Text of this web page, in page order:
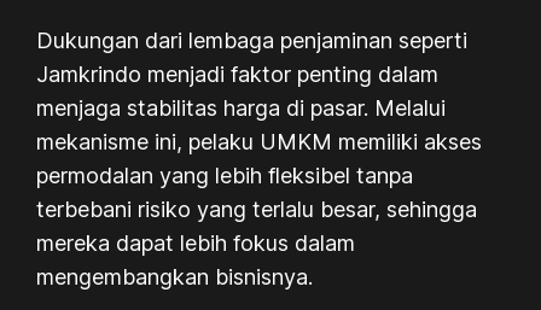
Dukungan dari lembaga penjaminan seperti
Jamkrindo menjadi faktor penting dalam
menjaga stabilitas harga di pasar. Melalui
mekanisme ini, pelaku UMKM memiliki akses
permodalan yang lebih fleksibel tanpa
terbebani risiko yang terlalu besar, sehingga
mereka dapat lebih fokus dalam
mengembangkan bisnisnya.